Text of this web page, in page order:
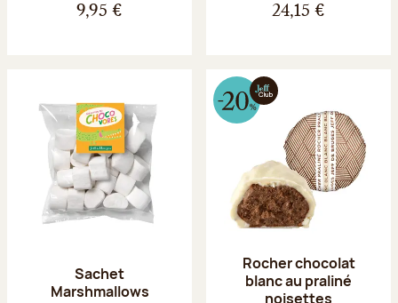
9,95 € 24,15 €
Sachet
Marshmallows
Rocher chocolat
blanc au praliné
noisettes